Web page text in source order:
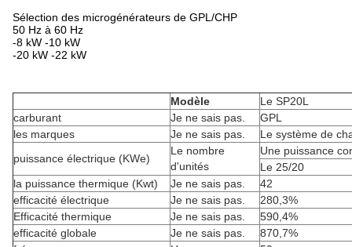
Sélection des microgénérateurs de GPL/CHP
50 Hz à 60 Hz
-8 kW -10 kW
-20 kW -22 kW
Modèle
Le SP20L
carburant
Je ne sais pas.
GPL
les marques
Je ne sais pas.
Le système de
puissance électrique (KWe)
Le nombre
d'unités
Une puissance
Le 25/20
la puissance thermique (Kwt)
Je ne sais pas.
42
efficacité électrique
Je ne sais pas.
280,3%
Efficacité thermique
Je ne sais pas.
590,4%
efficacité globale
Je ne sais pas.
870,7%